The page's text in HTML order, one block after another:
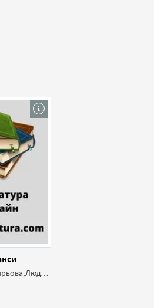
Євгенія Богатирьова,Людмила Васютинська,Тетяна Великсар,Оксана Георгіївна Волкова,Майя Волохова,Ірина Волохова,Ольга Дубовик,Тетяна Кир'язова,Ганна Коцюрубенко,Елеонора Курганська,Ірина Луценко,Ірина Мартинюк,Марина Слатвінська,Алла Хомутенко,Наталія Шикіна